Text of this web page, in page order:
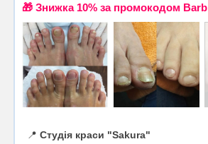
🎁 Знижка 10% за промокодом Barb
📍 Студія краси "Sakura"